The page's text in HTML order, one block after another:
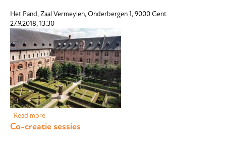
Het Pand, Zaal Vermeylen, Onderbergen 1, 9000 Gent
27.9.2018, 13.30
Read more
Co-creatie sessies